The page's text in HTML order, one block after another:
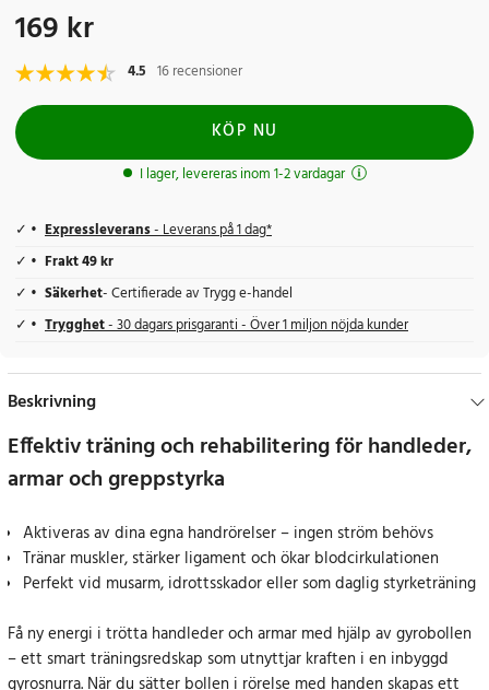
Pris:169 kr
169 kr
4.5 16 recensioner
KÖP NU
I lager, levereras inom 1-2 vardagar
Expressleverans- Leverans på 1 dag*
Frakt 49 kr
Säkerhet- Certifierade av Trygg e-handel
Trygghet- 30 dagars prisgaranti - Över 1 miljon nöjda kunder
Beskrivning
Effektiv träning och rehabilitering för handleder,
armar och greppstyrka
Aktiveras av dina egna handrörelser – ingen ström behövs
Tränar muskler, stärker ligament och ökar blodcirkulationen
Perfekt vid musarm, idrottsskador eller som daglig styrketräning
Få ny energi i trötta handleder och armar med hjälp av gyrobollen
– ett smart träningsredskap som utnyttjar kraften i en inbyggd
gyrosnurra. När du sätter bollen i rörelse med handen skapas ett